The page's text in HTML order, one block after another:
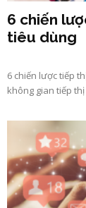
6 chiến
tiêu dùng
6 chiến lược tiếp
không gian tiếp